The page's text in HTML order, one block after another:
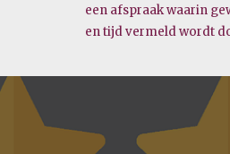
een afspraak waarin
en tijd vermeld wordt